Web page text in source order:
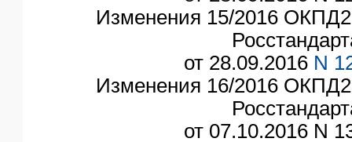
Изменения 15/2016
от 28.09.2016 N
Изменения 16/2016
от 07.10.2016 N